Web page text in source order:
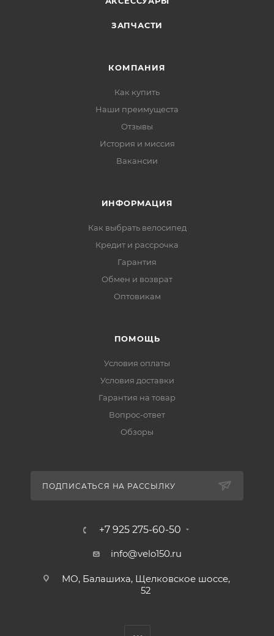
ЗАПЧАСТИ
КОМПАНИЯ
Как купить
Наши преимущеста
Отзывы
История и миссия
Вакансии
ИНФОРМАЦИЯ
Как выбрать велосипед
Кредит и рассрочка
Гарантия
Обмен и возврат
Оптовикам
ПОМОЩЬ
Условия оплаты
Условия доставки
Гарантия на товар
Вопрос-ответ
Обзоры
ПОДПИСАТЬСЯ НА РАССЫЛКУ
+7 925 275-60-50
info@velo150.ru
МО, Балашиха, Щелковское шоссе,
52